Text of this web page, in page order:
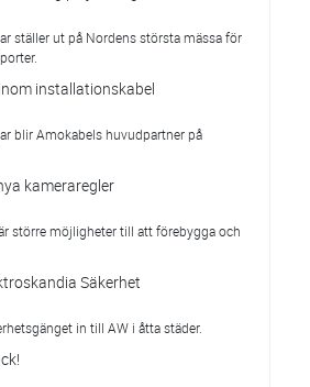
ställer ut på Nordens största mässa för
installationskabel
blir Amokabels huvudpartner på
kameraregler
större möjligheter till att förebygga och
Säkerhet
in till AW i åtta städer.